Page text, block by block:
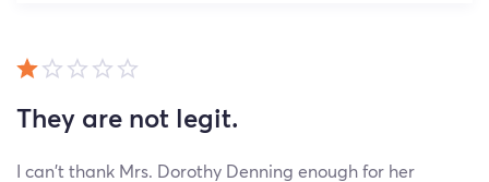
They are not legit.
I can't thank Mrs. Dorothy Denning enough for her